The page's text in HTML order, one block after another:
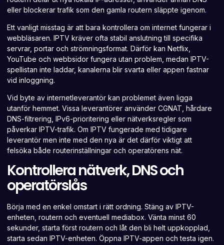
eller blockerar trafik som den gamla routern släppte igenom.
Ett vanligt misstag är att bara kontrollera om internet fungerar i
webbläsaren. IPTV kräver ofta stabil anslutning till specifika
servrar, portar och strömningsformat. Därför kan Netflix,
YouTube och webbsidor fungera utan problem, medan IPTV-
spellistan inte laddar, kanalerna blir svarta eller appen fastnar
vid inloggning.
Vid byte av internetleverantör kan problemet även ligga
utanför hemmet. Vissa leverantörer använder CGNAT, hårdare
DNS-filtrering, IPv6-prioritering eller nätverksregler som
påverkar IPTV-trafik. Om IPTV fungerade med tidigare
leverantör men inte med den nya är det därför viktigt att
felsöka både routerinställningar och operatörens nät.
Kontrollera nätverk, DNS och
operatörslås
Börja med en enkel omstart i rätt ordning. Stäng av IPTV-
enheten, routern och eventuell mediabox. Vänta minst 60
sekunder, starta först routern och låt den bli helt uppkopplad,
starta sedan IPTV-enheten. Öppna IPTV-appen och testa igen.